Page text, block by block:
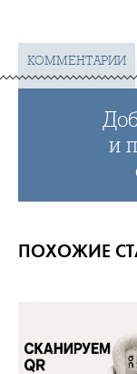
КОММЕНТАРИИ
и
ПОХОЖИЕ